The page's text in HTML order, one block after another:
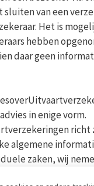
van een
Het is
hebben
daar geen
in enige vorm.
richt
algemene
zaken, wij